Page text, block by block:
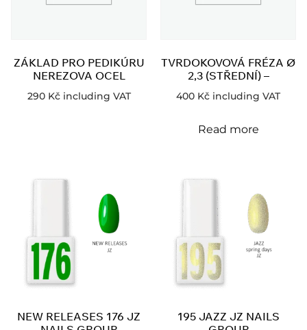
ZÁKLAD PRO PEDIKÚRU
NEREZOVA OCEL
290 Kč including VAT
TVRDOKOVOVÁ FRÉZA Ø
2,3 (STŘEDNÍ) –
400 Kč including VAT
Read more
NEW RELEASES 176 JZ
195 JAZZ JZ NAILS